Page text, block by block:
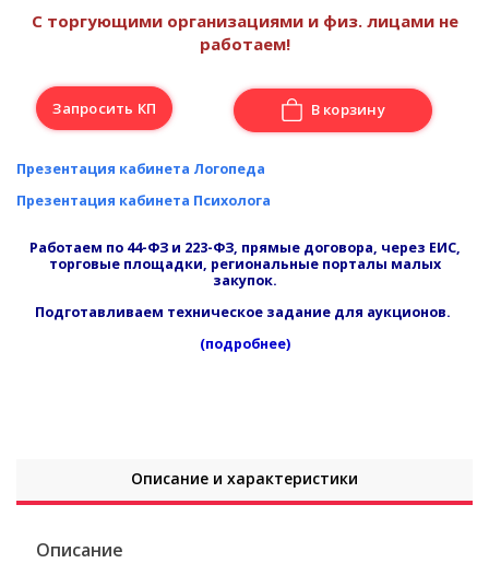
С торгующими организациями и физ. лицами не
работаем!
Запросить КП В корзину
Презентация кабинета Логопеда
Презентация кабинета Психолога
Работаем по 44-ФЗ и 223-ФЗ, прямые договора, через ЕИС,
торговые площадки, региональные порталы малых
закупок.
Подготавливаем техническое задание для аукционов.
(подробнее)
Описание и характеристики
Описание